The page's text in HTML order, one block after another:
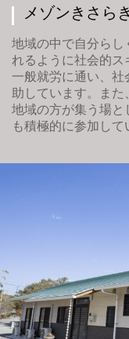
メゾンきさら
地域の中で自分らし
れるように社会的
一般就労に通い、
助しています。また
地域の方が集う場と
も積極的に参加して